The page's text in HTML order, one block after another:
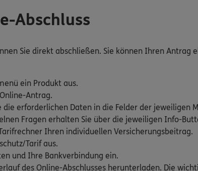
Abschluss
Sie direkt abschließen. Sie können Ihren
ein Produkt aus.
Antrag.
die erforderlichen Daten in die Felder der jeweiligen
Fragen erhalten Sie über die jeweiligen Info-
Ihren individuellen Versicherungsbeitrag.
Tarif aus.
und Ihre Bankverbindung ein.
des Online-Abschlusses herunterladen. Die